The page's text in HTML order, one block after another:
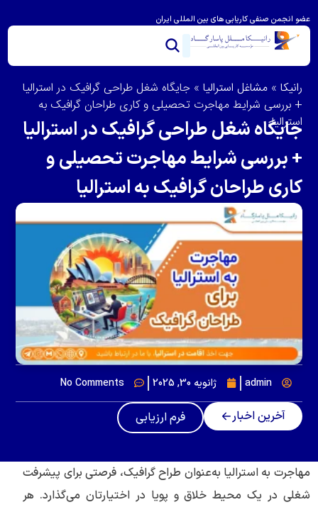
عضو انجمن صنفی کاریابی های بین المللی ایران
رانیکا »مشاغل استرالیا » جایگاه شغل طراحی گرافیک در استرالیا
+ بررسی شرایط مهاجرت تحصیلی و کاری طراحان گرافیک به
استرالیا
جایگاه شغل طراحی گرافیک در استرالیا
+ بررسی شرایط مهاجرت تحصیلی و
کاری طراحان گرافیک به استرالیا
admin ژانویه 30, 2025 No Comments
آخرین اخبار فرم ارزیابی
مهاجرت به استرالیا به‌عنوان طراح گرافیک، فرصتی برای پیشرفت
شغلی در یک محیط خلاق و پویا در اختیارتان می‌گذارد. هر